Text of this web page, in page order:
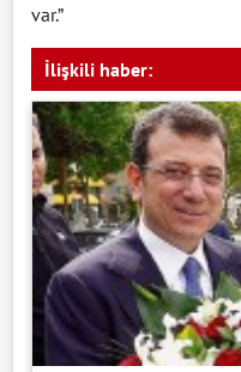
var.”
İlişkili haber: